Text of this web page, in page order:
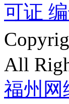
可证
All
福州网